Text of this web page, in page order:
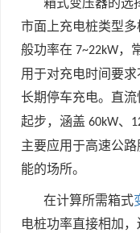
箱式变压器的选
市面上充电桩类型
般功率在 7~22kW，
用于对充电时间要
长期停车充电。直
起步，涵盖 60kW、
主要应用于高速公
能的场所。
在计算所需箱式
电桩功率直接相加